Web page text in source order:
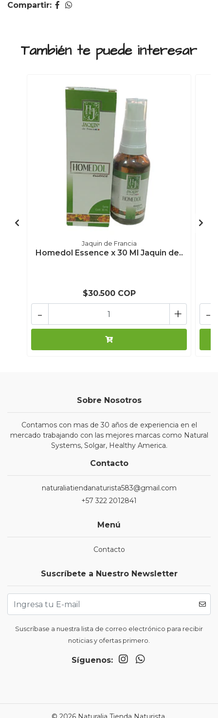
Compartir:
También te puede interesar
Jaquin de Francia
Homedol Essence x 30 Ml Jaquin de..
$30.500 COP
+
- -
Sobre Nosotros
Contamos con mas de 30 años de experiencia en el
mercado trabajando con las mejores marcas como Natural
Systems, Solgar, Healthy America.
Contacto
naturaliatiendanaturista583@gmail.com
+57 322 2012841
Menú
Contacto
Suscríbete a Nuestro Newsletter
Suscríbase a nuestra lista de correo electrónico para recibir
noticias y ofertas primero.
Síguenos: